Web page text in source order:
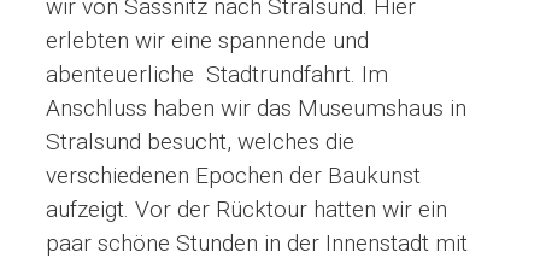
wir von Sassnitz nach Stralsund. Hier
erlebten wir eine spannende und
abenteuerliche Stadtrundfahrt. Im
Anschluss haben wir das Museumshaus in
Stralsund besucht, welches die
verschiedenen Epochen der Baukunst
aufzeigt. Vor der Rücktour hatten wir ein
paar schöne Stunden in der Innenstadt mit